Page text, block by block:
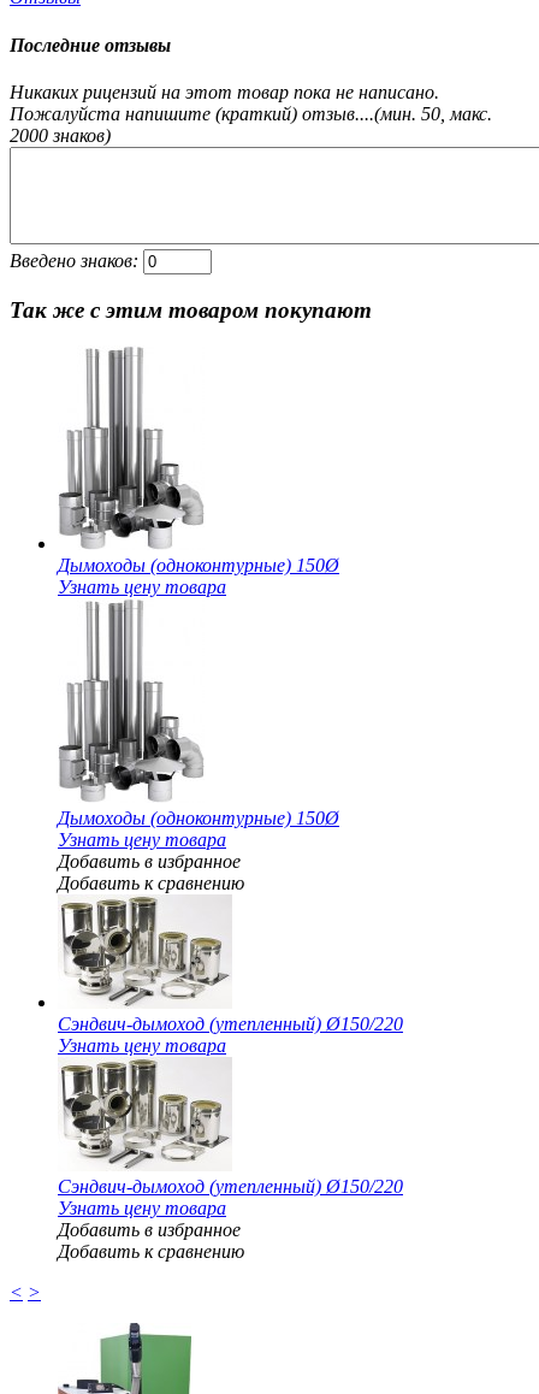
Последние отзывы
Никаких рицензий на этот товар пока не написано.
Пожалуйста напишите (краткий) отзыв....(мин. 50, макс.
2000 знаков)
Введено знаков:
Так же с этим товаром покупают
Дымоходы (одноконтурные) 150Ø
Узнать цену товара
Дымоходы (одноконтурные) 150Ø
Узнать цену товара
Добавить в избранное
Добавить к сравнению
Сэндвич-дымоход (утепленный) Ø150/220
Узнать цену товара
Сэндвич-дымоход (утепленный) Ø150/220
Узнать цену товара
Добавить в избранное
Добавить к сравнению
< >